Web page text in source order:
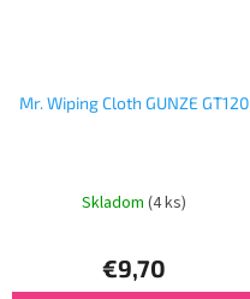
Mr. Wiping Cloth GUNZE GT120
Skladom (4 ks)
€9,70